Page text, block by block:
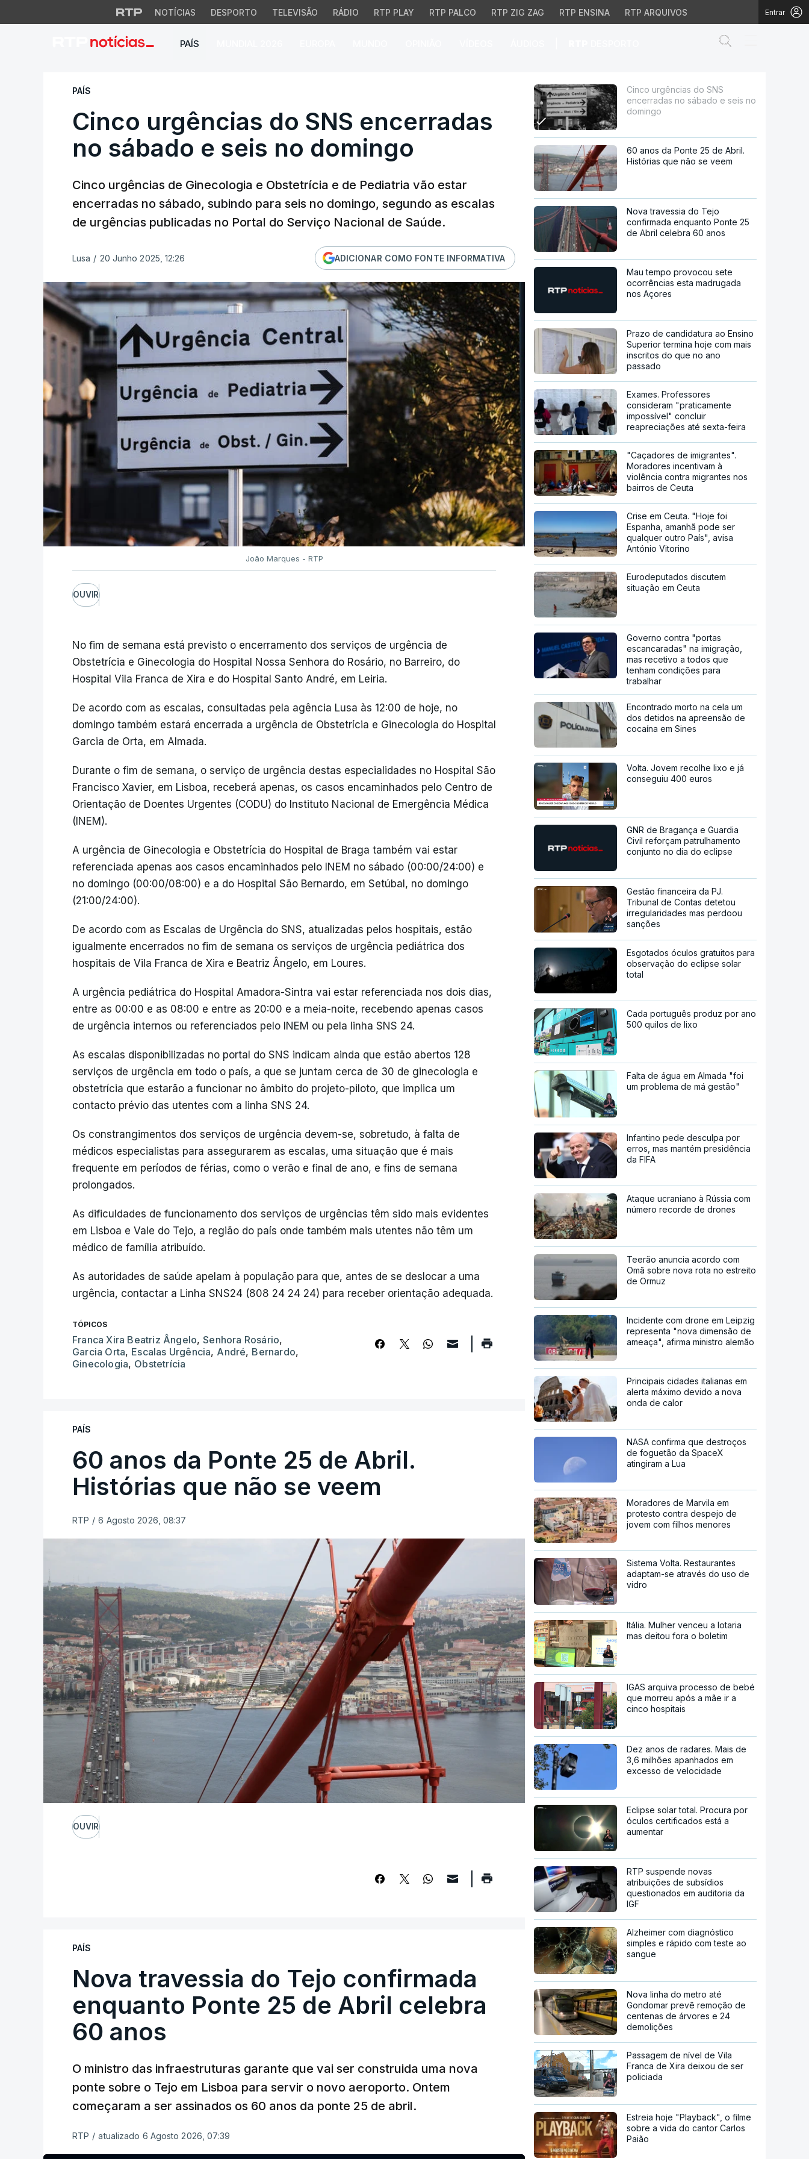
NOTÍCIAS DESPORTO TELEVISÃO RÁDIO RTP PLAY RTP PALCO RTP ZIG ZAG RTP ENSINA RTP ARQUIVOS Entrar
PAÍS
Cinco urgências do SNS encerradas no sábado e seis no
PAÍS
Cinco urgências do SNS encerradas
no sábado e seis no domingo
Cinco urgências de Ginecologia e Obstetrícia e de Pediatria vão estar
encerradas no sábado, subindo para seis no domingo, segundo as escalas
de urgências publicadas no Portal do Serviço Nacional de Saúde.
Lusa / 20 Junho 2025, 12:26 ADICIONAR COMO FONTE INFORMATIVA
João Marques - RTP
OUVIR
No fim de semana está previsto o encerramento dos serviços de urgência de
Obstetrícia e Ginecologia do Hospital Nossa Senhora do Rosário, no Barreiro, do
Hospital Vila Franca de Xira e do Hospital Santo André, em Leiria.
De acordo com as escalas, consultadas pela agência Lusa às 12:00 de hoje, no
domingo também estará encerrada a urgência de Obstetrícia e Ginecologia do Hospital
Garcia de Orta, em Almada.
Durante o fim de semana, o serviço de urgência destas especialidades no Hospital São
Francisco Xavier, em Lisboa, receberá apenas, os casos encaminhados pelo Centro de
Orientação de Doentes Urgentes (CODU) do Instituto Nacional de Emergência Médica
(INEM).
A urgência de Ginecologia e Obstetrícia do Hospital de Braga também vai estar
referenciada apenas aos casos encaminhados pelo INEM no sábado (00:00/24:00) e
no domingo (00:00/08:00) e a do Hospital São Bernardo, em Setúbal, no domingo
(21:00/24:00).
De acordo com as Escalas de Urgência do SNS, atualizadas pelos hospitais, estão
igualmente encerrados no fim de semana os serviços de urgência pediátrica dos
hospitais de Vila Franca de Xira e Beatriz Ângelo, em Loures.
A urgência pediátrica do Hospital Amadora-Sintra vai estar referenciada nos dois dias,
entre as 00:00 e as 08:00 e entre as 20:00 e a meia-noite, recebendo apenas casos
de urgência internos ou referenciados pelo INEM ou pela linha SNS 24.
As escalas disponibilizadas no portal do SNS indicam ainda que estão abertos 128
serviços de urgência em todo o país, a que se juntam cerca de 30 de ginecologia e
obstetrícia que estarão a funcionar no âmbito do projeto-piloto, que implica um
contacto prévio das utentes com a linha SNS 24.
Os constrangimentos dos serviços de urgência devem-se, sobretudo, à falta de
médicos especialistas para assegurarem as escalas, uma situação que é mais
frequente em períodos de férias, como o verão e final de ano, e fins de semana
prolongados.
As dificuldades de funcionamento dos serviços de urgências têm sido mais evidentes
em Lisboa e Vale do Tejo, a região do país onde também mais utentes não têm um
médico de família atribuído.
As autoridades de saúde apelam à população para que, antes de se deslocar a uma
urgência, contactar a Linha SNS24 (808 24 24 24) para receber orientação adequada.
TÓPICOS
Franca Xira Beatriz Ângelo,Senhora Rosário,
Garcia Orta, Escalas Urgência, André, Bernardo,
Ginecologia, Obstetrícia
PAÍS
60 anos da Ponte 25 de Abril.
Histórias que não se veem
RTP / 6 Agosto 2026, 08:37
OUVIR
PAÍS
Nova travessia do Tejo confirmada
enquanto Ponte 25 de Abril celebra
60 anos
O ministro das infraestruturas garante que vai ser construida uma nova
ponte sobre o Tejo em Lisboa para servir o novo aeroporto. Ontem
começaram a ser assinados os 60 anos da ponte 25 de abril.
RTP / atualizado 6 Agosto 2026, 07:39
Cinco urgências do SNS
encerradas no sábado e seis no
domingo
60 anos da Ponte 25 de Abril.
Histórias que não se veem
Nova travessia do Tejo
confirmada enquanto Ponte 25
de Abril celebra 60 anos
Mau tempo provocou sete
ocorrências esta madrugada
nos Açores
Prazo de candidatura ao Ensino
Superior termina hoje com mais
inscritos do que no ano
passado
Exames. Professores
consideram "praticamente
impossível" concluir
reapreciações até sexta-feira
"Caçadores de imigrantes".
Moradores incentivam à
violência contra migrantes nos
bairros de Ceuta
Crise em Ceuta. "Hoje foi
Espanha, amanhã pode ser
qualquer outro País", avisa
António Vitorino
Eurodeputados discutem
situação em Ceuta
Governo contra "portas
escancaradas" na imigração,
mas recetivo a todos que
tenham condições para
trabalhar
Encontrado morto na cela um
dos detidos na apreensão de
cocaína em Sines
Volta. Jovem recolhe lixo e já
conseguiu 400 euros
GNR de Bragança e Guardia
Civil reforçam patrulhamento
conjunto no dia do eclipse
Gestão financeira da PJ.
Tribunal de Contas detetou
irregularidades mas perdoou
sanções
Esgotados óculos gratuitos para
observação do eclipse solar
total
Cada português produz por ano
500 quilos de lixo
Falta de água em Almada "foi
um problema de má gestão"
Infantino pede desculpa por
erros, mas mantém presidência
da FIFA
Ataque ucraniano à Rússia com
número recorde de drones
Teerão anuncia acordo com
Omã sobre nova rota no estreito
de Ormuz
Incidente com drone em Leipzig
representa "nova dimensão de
ameaça", afirma ministro alemão
Principais cidades italianas em
alerta máximo devido a nova
onda de calor
NASA confirma que destroços
de foguetão da SpaceX
atingiram a Lua
Moradores de Marvila em
protesto contra despejo de
jovem com filhos menores
Sistema Volta. Restaurantes
adaptam-se através do uso de
vidro
Itália. Mulher venceu a lotaria
mas deitou fora o boletim
IGAS arquiva processo de bebé
que morreu após a mãe ir a
cinco hospitais
Dez anos de radares. Mais de
3,6 milhões apanhados em
excesso de velocidade
Eclipse solar total. Procura por
óculos certificados está a
aumentar
RTP suspende novas
atribuições de subsídios
questionados em auditoria da
IGF
Alzheimer com diagnóstico
simples e rápido com teste ao
sangue
Nova linha do metro até
Gondomar prevê remoção de
centenas de árvores e 24
demolições
Passagem de nível de Vila
Franca de Xira deixou de ser
policiada
Estreia hoje "Playback", o filme
sobre a vida do cantor Carlos
Paião